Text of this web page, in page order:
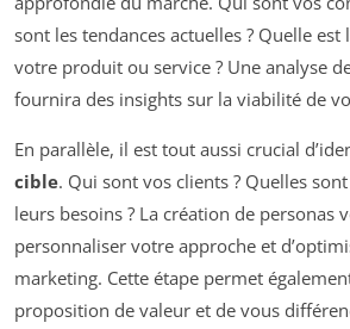
sont les tendances actuelles ? Quelle
votre produit ou service ? Une analyse
fournira des insights sur la viabilité de
En parallèle, il est tout aussi crucial
cible. Qui sont vos clients ? Quelles
leurs besoins ? La création de personas
personnaliser votre approche et
marketing. Cette étape permet
proposition de valeur et de vous